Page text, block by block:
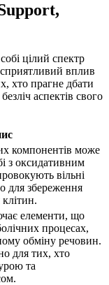
цілий спектр
вплив
хто прагне дбати
аспектів свого
компонентів може
з оксидативним
вільні
для збереження
елементи, що
процесах,
обміну речовин.
для тих, хто
та